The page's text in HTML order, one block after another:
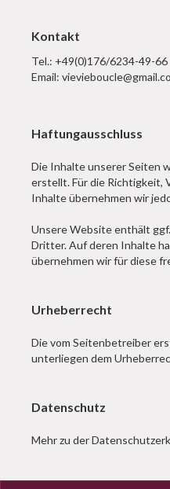
Kontakt
Tel.: +49(0)176/6234-49-66
Email:
Haftungausschluss
Die Inhalte unserer Seiten
erstellt. Für die Richtigkeit,
Inhalte übernehmen wir
Unsere Website enthält
Dritter. Auf deren Inhalte
übernehmen wir für diese
Urheberrecht
Die vom Seitenbetreiber
unterliegen dem
Datenschutz
Mehr zu der